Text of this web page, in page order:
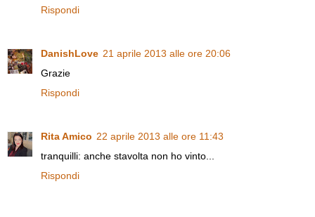
Rispondi
DanishLove 21 aprile 2013 alle ore 20:06
Grazie
Rispondi
Rita Amico 22 aprile 2013 alle ore 11:43
tranquilli: anche stavolta non ho vinto...
Rispondi